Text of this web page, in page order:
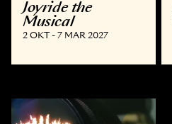
Joyride the
Musical
2 OKT - 7 MAR 2027